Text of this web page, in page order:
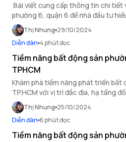
Bài viết cung cấp thông tin chi tiết
phường 6, quận 6 để nhà đầu tư
tầng, tiện ích công cộng và tiềm
khu vực này.
Thị Nhung 29/10/2024
Diễn đàn 4 phút đọc
Tiềm năng bất động sản
TPHCM
Khám phá tiềm năng phát triển bất
TP.HCM với vị trí đắc địa, hạ tầng
lời hấp dẫn.
Thị Nhung 25/10/2024
Diễn đàn 6 phút đọc
Tiềm năng bất động sản